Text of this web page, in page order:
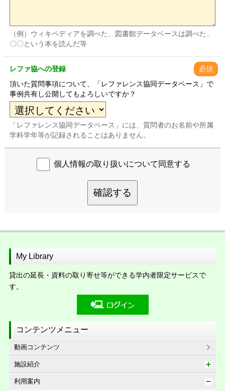
（例）ウィキペディアを調べた、図書館データベースは調べた、
〇〇という本を読んだ等
レファ協への登録
必須
頂いた質問事項について、「レファレンス協同データベース」で
事例共有し公開してもよろしいですか？
「レファレンス協同データベース」には、質問者のお名前や所属
学科学年等が記録されることはありません。
個人情報の取り扱いについて同意する
確認する
My Library
貸出の延長・資料の取り寄せ等ができる学内者限定サービスで
す。
コンテンツメニュー
動画コンテンツ
施設紹介
利用案内